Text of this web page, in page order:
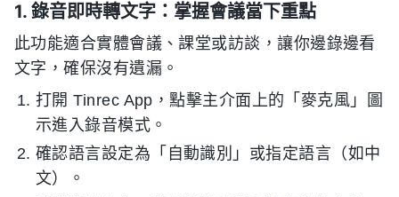
1. 錄音即時轉文字：掌握會議當下重點
此功能適合實體會議、課堂或訪談，讓你邊錄邊看
文字，確保沒有遺漏。
打開 Tinrec App，點擊主介面上的「麥克風」圖
示進入錄音模式。
確認語言設定為「自動識別」或指定語言（如中
文）。